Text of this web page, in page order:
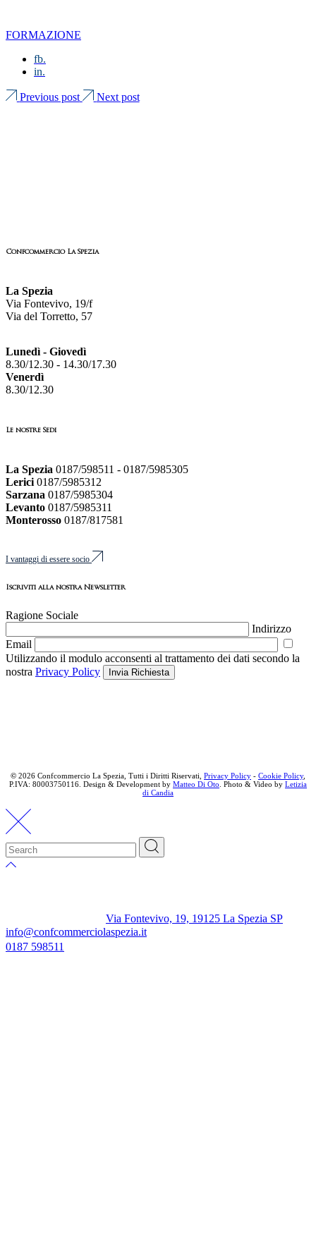
FORMAZIONE
fb.
in.
Previous post Next post
Confcommercio La Spezia
La Spezia
Via Fontevivo, 19/f
Via del Torretto, 57
Lunedì - Giovedì
8.30/12.30 - 14.30/17.30
Venerdì
8.30/12.30
Le nostre Sedi
La Spezia 0187/598511 - 0187/5985305
Lerici 0187/5985312
Sarzana 0187/5985304
Levanto 0187/5985311
Monterosso 0187/817581
I vantaggi di essere socio
Iscriviti alla nostra Newsletter
Ragione Sociale
Indirizzo
Email
Utilizzando il modulo acconsenti al trattamento dei dati secondo la
nostra Privacy Policy Invia Richiesta
© 2026 Confcommercio La Spezia, Tutti i Diritti Riservati, Privacy Policy - Cookie Policy,
P.IVA: 80003750116. Design & Development by Matteo Di Oto . Photo & Video by Letizia
di Candia
Via Fontevivo, 19, 19125 La Spezia SP
info@confcommerciolaspezia.it
0187 598511